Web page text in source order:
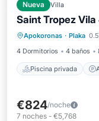
Nueva Villa
Saint Tropez
Apokoronas · Plaka
4 Dormitorios
4 baños
Piscina privada
Piscina
Piscina
€824/noche
7 noches - €5,768